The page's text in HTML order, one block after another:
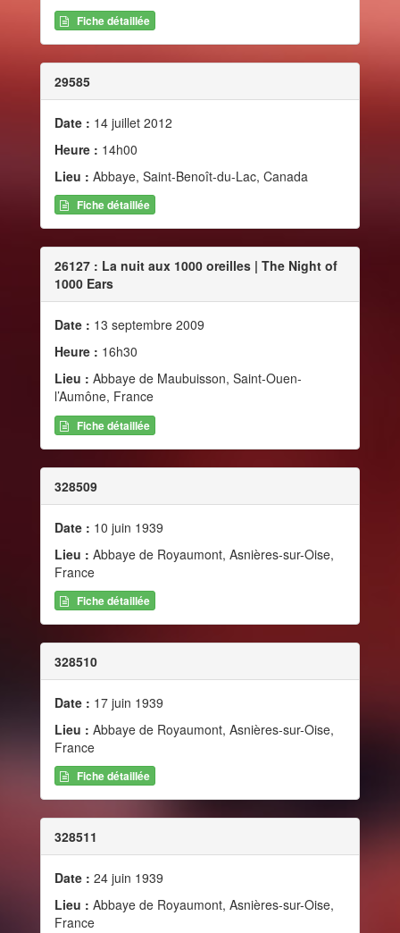
Fiche détaillée
29585
Date : 14 juillet 2012
Heure : 14h00
Lieu : Abbaye, Saint-Benoît-du-Lac, Canada
Fiche détaillée
26127 : La nuit aux 1000 oreilles | The Night of
1000 Ears
Date : 13 septembre 2009
Heure : 16h30
Lieu : Abbaye de Maubuisson, Saint-Ouen-
l’Aumône, France
Fiche détaillée
328509
Date : 10 juin 1939
Lieu : Abbaye de Royaumont, Asnières-sur-Oise,
France
Fiche détaillée
328510
Date : 17 juin 1939
Lieu : Abbaye de Royaumont, Asnières-sur-Oise,
France
Fiche détaillée
328511
Date : 24 juin 1939
Lieu : Abbaye de Royaumont, Asnières-sur-Oise,
France